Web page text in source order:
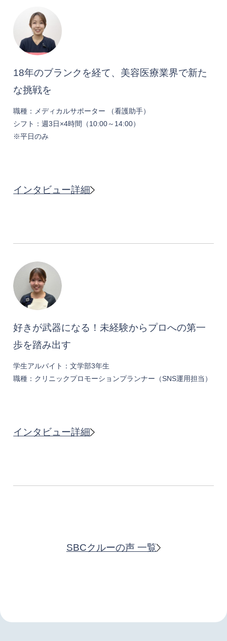
18年のブランクを経て、美容医療業界で新た
な挑戦を
職種：メディカルサポーター （看護助手）
シフト：週3日×4時間（10:00～14:00）
※平日のみ
インタビュー詳細
好きが武器になる！未経験からプロへの第一
歩を踏み出す
学生アルバイト：文学部3年生
職種：クリニックプロモーションプランナー（SNS運用担当）
インタビュー詳細
SBCクルーの声 一覧